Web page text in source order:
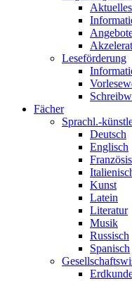
Aktuelles
Leseförderung
Fächer
Sprachl.-
Deutsch
Englisch
Kunst
Latein
Literatur
Musik
Russisch
Spanisch